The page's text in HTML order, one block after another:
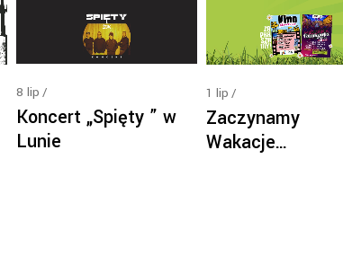
8 lip
Koncert „Spięty ” w
Lunie
1 lip
Zaczynamy
Wakacje…